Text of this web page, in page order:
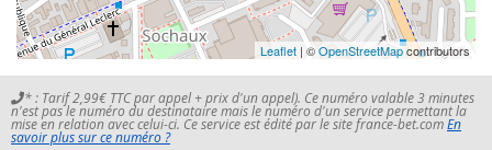
Leaflet | ©OpenStreetMapcontributors
* : Tarif 2,99€ TTC par appel + prix d'un appel). Ce numéro valable 3 minutes
n'est pas le numéro du destinataire mais le numéro d'un service permettant la
mise en relation avec celui-ci. Ce service est édité par le site france-bet.comEn
savoir plus sur ce numéro ?